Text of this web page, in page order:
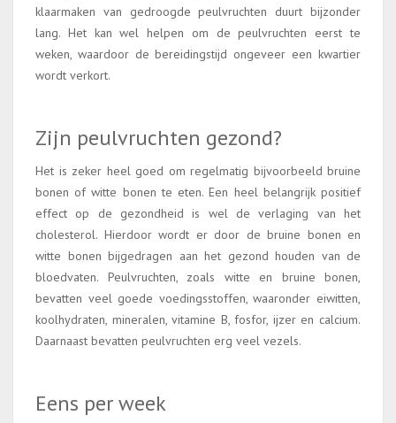
klaarmaken van gedroogde peulvruchten duurt bijzonder
lang. Het kan wel helpen om de peulvruchten eerst te
weken, waardoor de bereidingstijd ongeveer een kwartier
wordt verkort.
Zijn peulvruchten gezond?
Het is zeker heel goed om regelmatig bijvoorbeeld bruine
bonen of witte bonen te eten. Een heel belangrijk positief
effect op de gezondheid is wel de verlaging van het
cholesterol. Hierdoor wordt er door de bruine bonen en
witte bonen bijgedragen aan het gezond houden van de
bloedvaten. Peulvruchten, zoals witte en bruine bonen,
bevatten veel goede voedingsstoffen, waaronder eiwitten,
koolhydraten, mineralen, vitamine B, fosfor, ijzer en calcium.
Daarnaast bevatten peulvruchten erg veel vezels.
Eens per week